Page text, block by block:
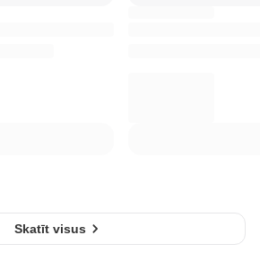
Skatīt visus